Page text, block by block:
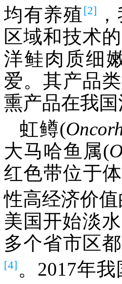
均有养殖[2]
区域和技术
洋鲑肉质细
爱。其产品
熏产品在我
虹鳟(
大马哈鱼属(
红色带位于
性高经济价
美国开始淡
多个省市区
[4] 。2017年